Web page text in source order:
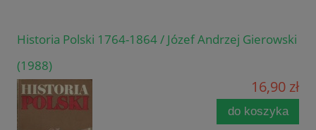
Historia Polski 1764-1864 / Józef Andrzej Gierowski
(1988)
16,90 zł
do koszyka